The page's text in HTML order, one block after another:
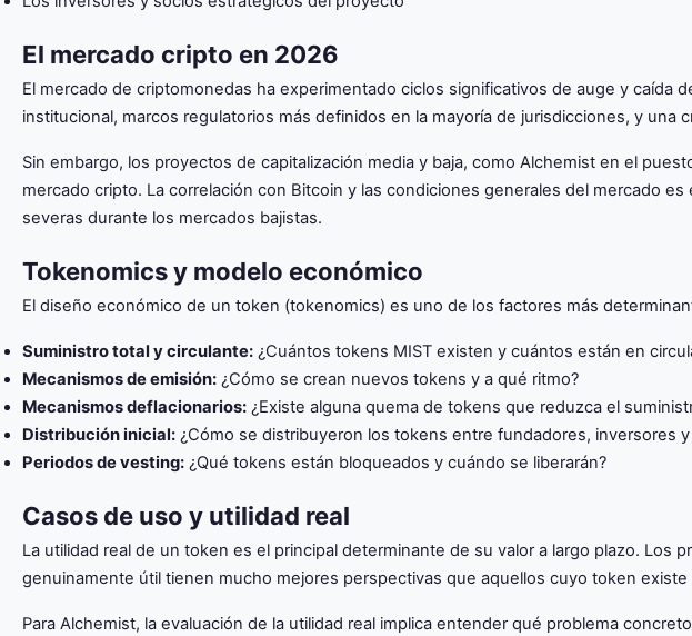
El mercado cripto en 2026
El mercado de criptomonedas ha experimentado ciclos significativos de auge y caída
institucional, marcos regulatorios más definidos en la mayoría de jurisdicciones, y
Sin embargo, los proyectos de capitalización media y baja, como Alchemist en el
mercado cripto. La correlación con Bitcoin y las condiciones generales del mercado
severas durante los mercados bajistas.
Tokenomics y modelo económico
El diseño económico de un token (tokenomics) es uno de los factores más
Suministro total y circulante: ¿Cuántos tokens MIST existen y cuántos están en
Mecanismos de emisión: ¿Cómo se crean nuevos tokens y a qué ritmo?
Mecanismos deflacionarios: ¿Existe alguna quema de tokens que reduzca el
Distribución inicial: ¿Cómo se distribuyeron los tokens entre fundadores, inversores
Periodos de vesting: ¿Qué tokens están bloqueados y cuándo se liberarán?
Casos de uso y utilidad real
La utilidad real de un token es el principal determinante de su valor a largo plazo.
genuinamente útil tienen mucho mejores perspectivas que aquellos cuyo token
Para Alchemist, la evaluación de la utilidad real implica entender qué problema